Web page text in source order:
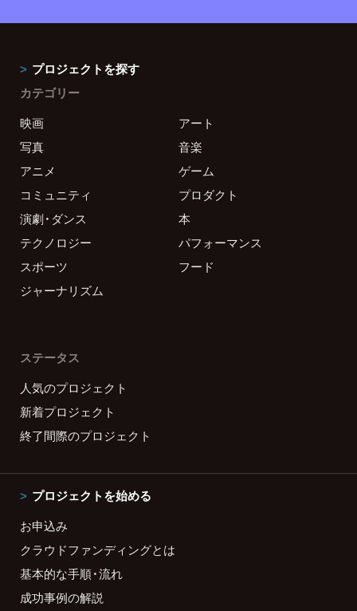
プロジェクトを探す
カテゴリー
映画
アート
写真
音楽
アニメ
ゲーム
コミュニティ
プロダクト
演劇・ダンス
本
テクノロジー
パフォーマンス
スポーツ
フード
ジャーナリズム
ステータス
人気のプロジェクト
新着プロジェクト
終了間際のプロジェクト
プロジェクトを始める
お申込み
クラウドファンディングとは
基本的な手順・流れ
成功事例の解説